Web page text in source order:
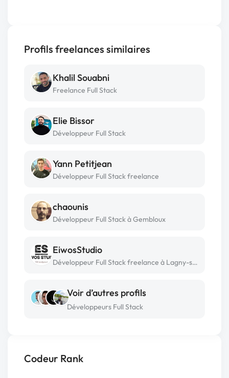
Codeur Rank
Profils freelances similaires
Khalil Souabni
Freelance Full Stack
Elie Bissor
Développeur Full Stack
Yann Petitjean
Développeur Full Stack freelance
chaounis
Développeur Full Stack à Gembloux
EiwosStudio
Développeur Full Stack freelance à Lagny-sur-marne
Voir d’autres profils
Développeurs Full Stack